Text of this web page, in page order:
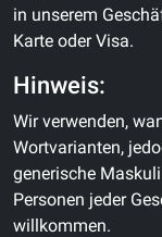
in unserem
Karte oder Visa.
Hinweis:
Wir verwenden,
Wortvarianten,
generische
Personen jeder
willkommen.